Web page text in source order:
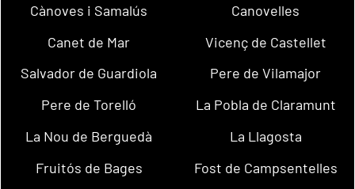
Cànoves i Samalús
Canovelles
Canet de Mar
Vicenç de Castellet
Salvador de Guardiola
Pere de Vilamajor
Pere de Torelló
La Pobla de Claramunt
La Nou de Berguedà
La Llagosta
Fruitós de Bages
Fost de Campsentelles